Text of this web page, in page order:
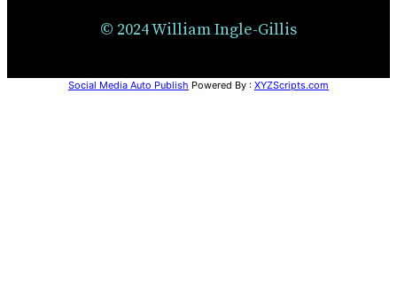
© 2024 William Ingle-Gillis
Social Media Auto Publish Powered By : XYZScripts.com